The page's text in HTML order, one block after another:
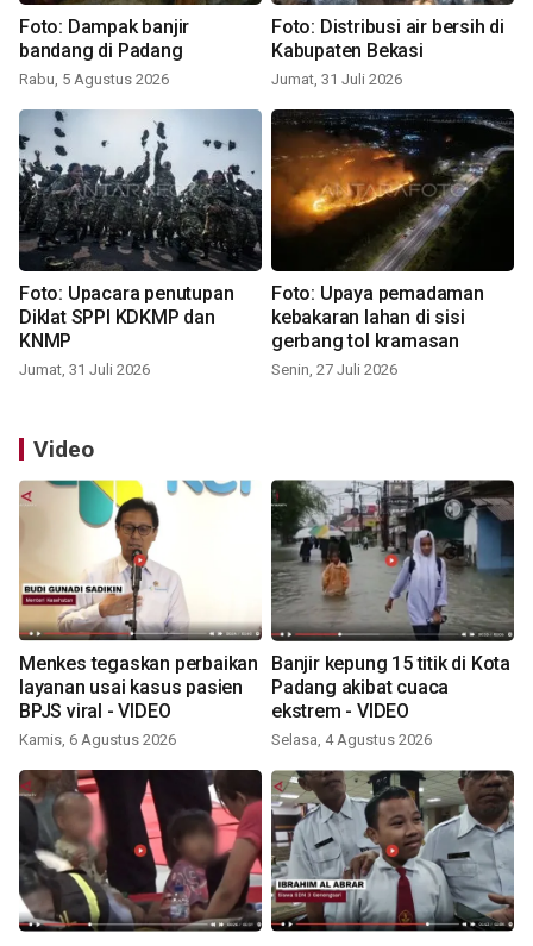
Foto: Dampak banjir
bandang di Padang
Rabu, 5 Agustus 2026
Foto: Distribusi air bersih di
Kabupaten Bekasi
Jumat, 31 Juli 2026
Foto: Upacara penutupan
Diklat SPPI KDKMP dan
KNMP
Jumat, 31 Juli 2026
Foto: Upaya pemadaman
kebakaran lahan di sisi
gerbang tol kramasan
Senin, 27 Juli 2026
Video
Menkes tegaskan perbaikan
layanan usai kasus pasien
BPJS viral - VIDEO
Kamis, 6 Agustus 2026
Banjir kepung 15 titik di Kota
Padang akibat cuaca
ekstrem - VIDEO
Selasa, 4 Agustus 2026